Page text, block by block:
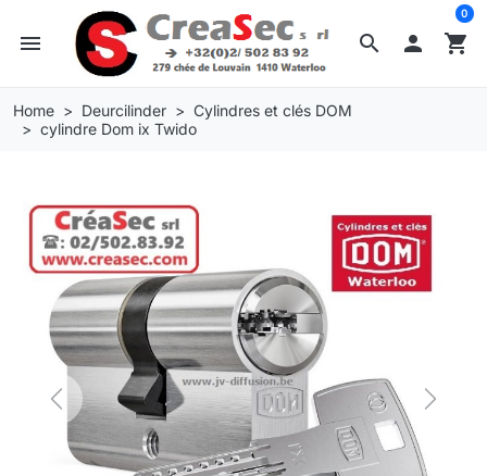
search
menu  shopping_cart
0
Home Deurcilinder
Cylindres et clés DOM
cylindre Dom ix Twido
Previous Next